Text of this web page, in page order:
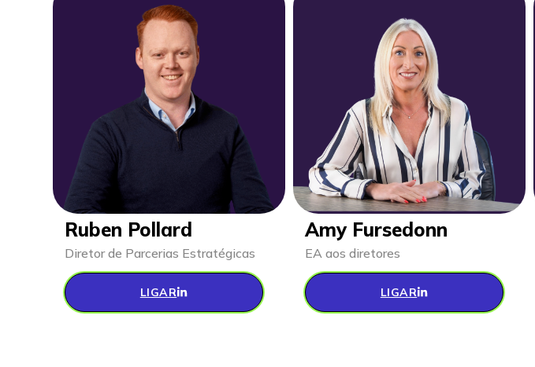
Ruben Pollard
Diretor de Parcerias Estratégicas
LIGAR
Amy Fursedonn
EA aos diretores
LIGAR